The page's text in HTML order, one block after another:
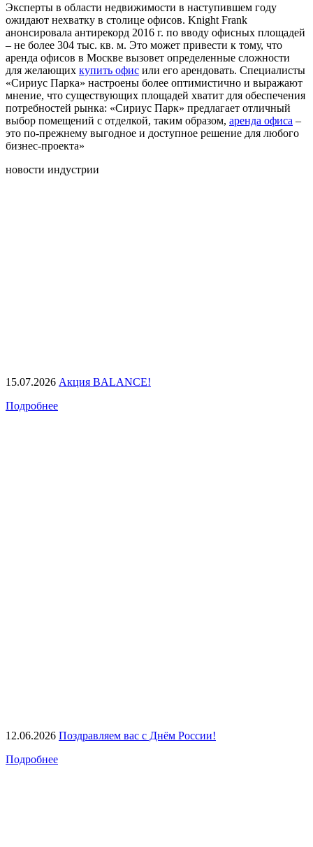
Эксперты в области недвижимости в наступившем году
ожидают нехватку в столице офисов. Knight Frank
анонсировала антирекорд 2016 г. по вводу офисных площадей
– не более 304 тыс. кв. м. Это может привести к тому, что
аренда офисов в Москве вызовет определенные сложности
для желающих купить офис или его арендовать. Специалисты
«Сириус Парка» настроены более оптимистично и выражают
мнение, что существующих площадей хватит для обеспечения
потребностей рынка: «Сириус Парк» предлагает отличный
выбор помещений с отделкой, таким образом, аренда офиса –
это по-прежнему выгодное и доступное решение для любого
бизнес-проекта»
новости индустрии
15.07.2026 Акция BALANCE!
Подробнее
12.06.2026 Поздравляем вас с Днём России!
Подробнее